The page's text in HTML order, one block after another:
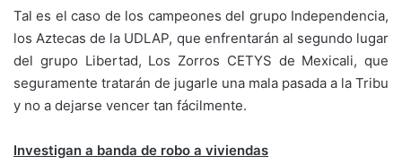
Tal es el caso de los campeones del grupo Independencia,
los Aztecas de la UDLAP, que enfrentarán al segundo lugar
del grupo Libertad, Los Zorros CETYS de Mexicali, que
seguramente tratarán de jugarle una mala pasada a la Tribu
y no a dejarse vencer tan fácilmente.
Investigan a banda de robo a viviendas